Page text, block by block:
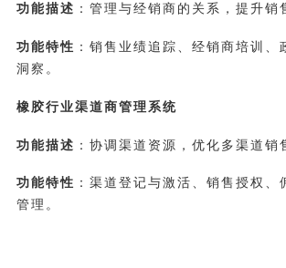
功能描述 ：管理与经销商的关系，提升销
功能特性 ：销售业绩追踪、经销商培训、
洞察。
橡胶行业渠道商管理系统
功能描述 ：协调渠道资源，优化多渠道销
功能特性 ：渠道登记与激活、销售授权、
管理。